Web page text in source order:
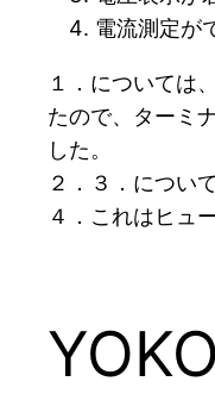
電流測定が
１．については
たので、ターミ
した。
２．３．につい
４．これはヒュ